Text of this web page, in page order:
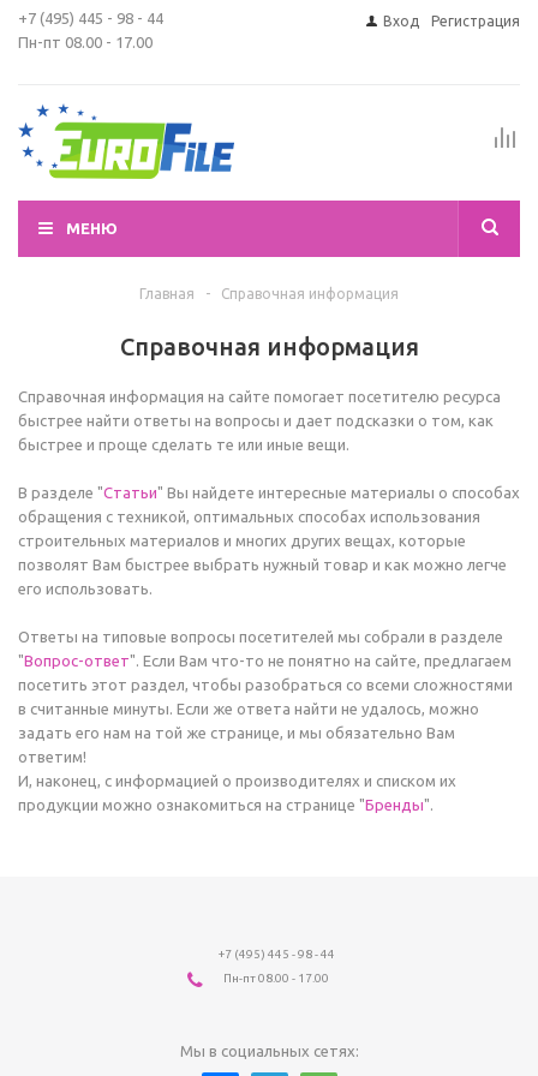
+7 (495) 445 - 98 - 44
Пн-пт 08.00 - 17.00
Вход Регистрация
МЕНЮ
Главная - Справочная информация
Справочная информация
Справочная информация на сайте помогает посетителю ресурса
быстрее найти ответы на вопросы и дает подсказки о том, как
быстрее и проще сделать те или иные вещи.
В разделе "Статьи" Вы найдете интересные материалы о способах
обращения с техникой, оптимальных способах использования
строительных материалов и многих других вещах, которые
позволят Вам быстрее выбрать нужный товар и как можно легче
его использовать.
Ответы на типовые вопросы посетителей мы собрали в разделе
"Вопрос-ответ". Если Вам что-то не понятно на сайте, предлагаем
посетить этот раздел, чтобы разобраться со всеми сложностями
в считанные минуты. Если же ответа найти не удалось, можно
задать его нам на той же странице, и мы обязательно Вам
ответим!
И, наконец, с информацией о производителях и списком их
продукции можно ознакомиться на странице "Бренды".
+7 (495) 445 - 98 - 44
Пн-пт 08.00 - 17.00
Мы в социальных сетях: